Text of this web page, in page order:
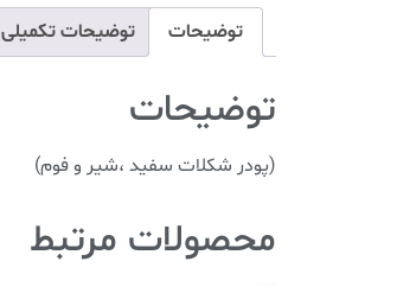
توضیحات توضیحات تکمیلی
توضیحات
(پودر شکلات سفید ،شیر و فوم)
محصولات مرتبط